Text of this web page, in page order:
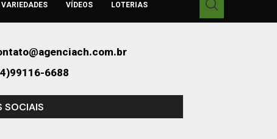
VARIEDADES VÍDEOS LOTERIAS
6688
SOCIAIS